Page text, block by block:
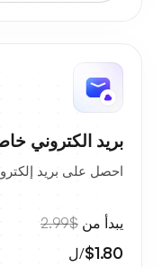
بريد الكتروني
احصل على بريد
يبدأ من $2.99
$1.80/ل